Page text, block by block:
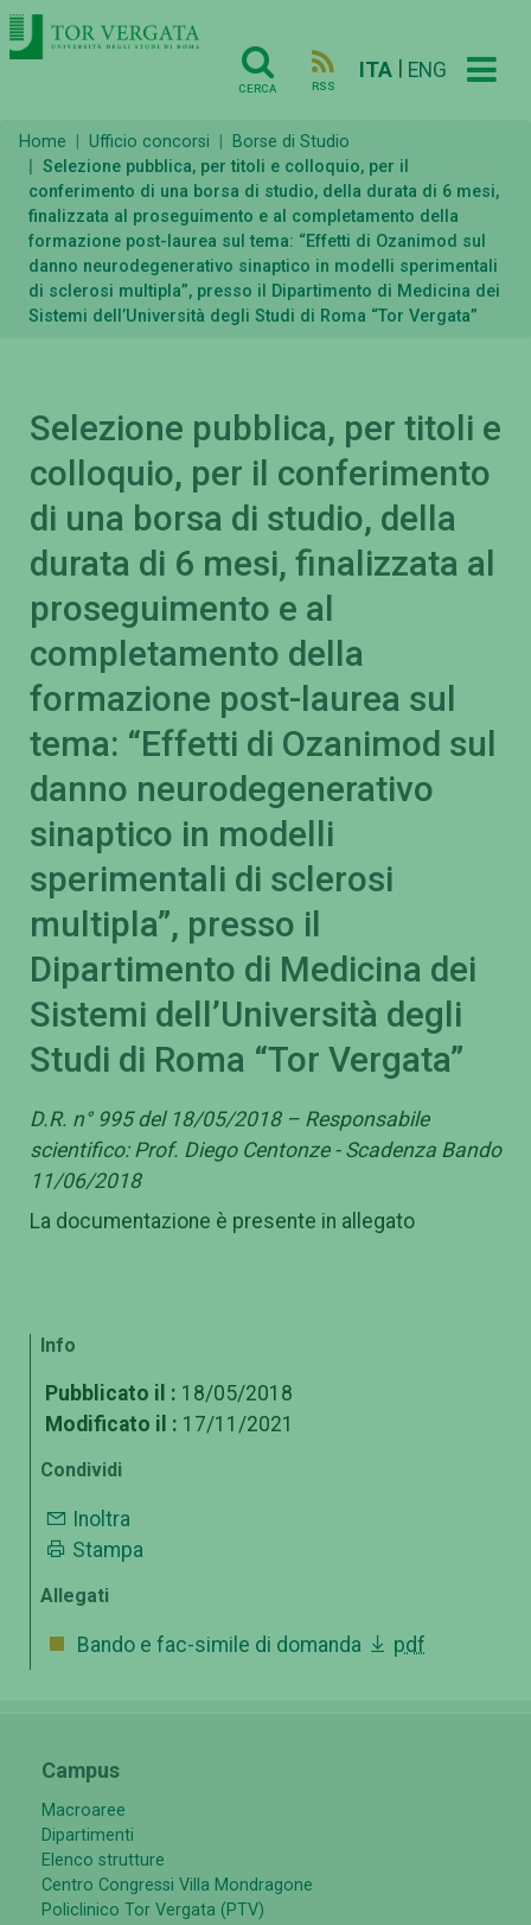
CERCA RSS
ITA ENG
Home Ufficio concorsi
Borse di Studio
Selezione pubblica, per titoli e colloquio, per il
conferimento di una borsa di studio, della durata di 6 mesi,
finalizzata al proseguimento e al completamento della
formazione post-laurea sul tema: “Effetti di Ozanimod sul
danno neurodegenerativo sinaptico in modelli sperimentali
di sclerosi multipla”, presso il Dipartimento di Medicina dei
Sistemi dell’Università degli Studi di Roma “Tor Vergata”
Selezione pubblica, per titoli e
colloquio, per il conferimento
di una borsa di studio, della
durata di 6 mesi, finalizzata al
proseguimento e al
completamento della
formazione post-laurea sul
tema: “Effetti di Ozanimod sul
danno neurodegenerativo
sinaptico in modelli
sperimentali di sclerosi
multipla”, presso il
Dipartimento di Medicina dei
Sistemi dell’Università degli
Studi di Roma “Tor Vergata”
D.R. n° 995 del 18/05/2018 – Responsabile
scientifico: Prof. Diego Centonze - Scadenza Bando
11/06/2018
La documentazione è presente in allegato
Info
Pubblicato il : 18/05/2018
Modificato il : 17/11/2021
Condividi
Inoltra
Stampa
Allegati
Bando e fac-simile di domanda pdf
Campus
Macroaree
Dipartimenti
Elenco strutture
Centro Congressi Villa Mondragone
Policlinico Tor Vergata (PTV)